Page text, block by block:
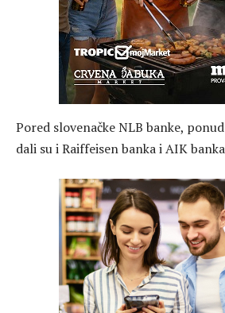
Pored slovenačke NLB banke,
dali su i Raiffeisen banka i AIK